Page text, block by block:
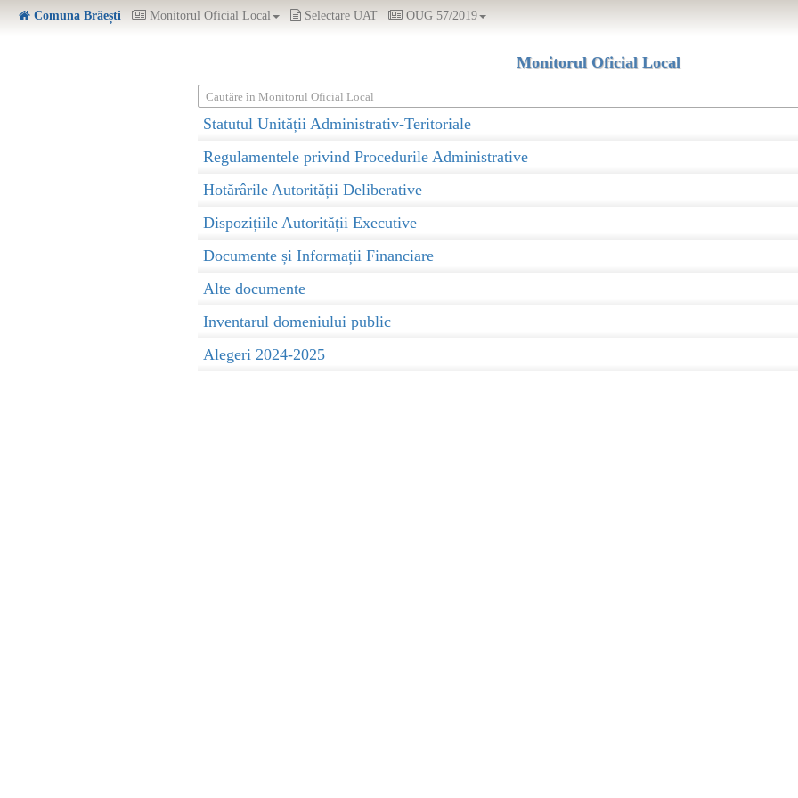
Comuna Brăești Monitorul Oficial Local Selectare UAT OUG 57/2019
Monitorul Oficial Local
Cautăre în Monitorul Oficial Local
Statutul Unității Administrativ-Teritoriale
Regulamentele privind Procedurile Administrative
Hotărârile Autorității Deliberative
Dispozițiile Autorității Executive
Documente și Informații Financiare
Alte documente
Inventarul domeniului public
Alegeri 2024-2025